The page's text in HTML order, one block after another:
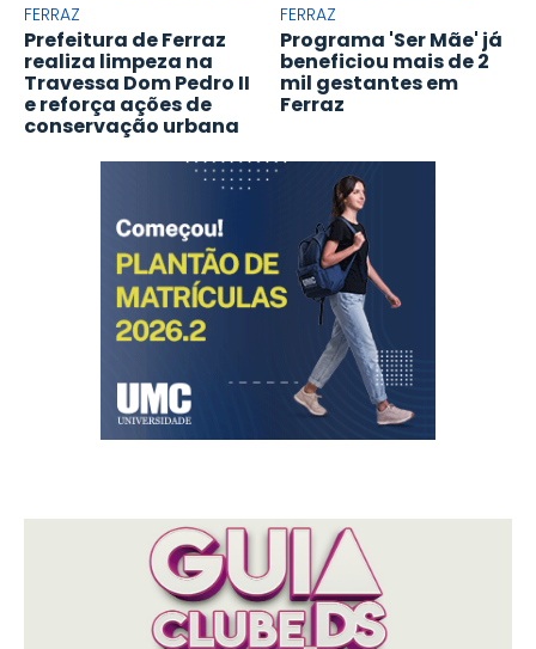
FERRAZ
Prefeitura de Ferraz
realiza limpeza na
Travessa Dom Pedro II
e reforça ações de
conservação urbana
FERRAZ
Programa 'Ser Mãe' já
beneficiou mais de 2
mil gestantes em
Ferraz